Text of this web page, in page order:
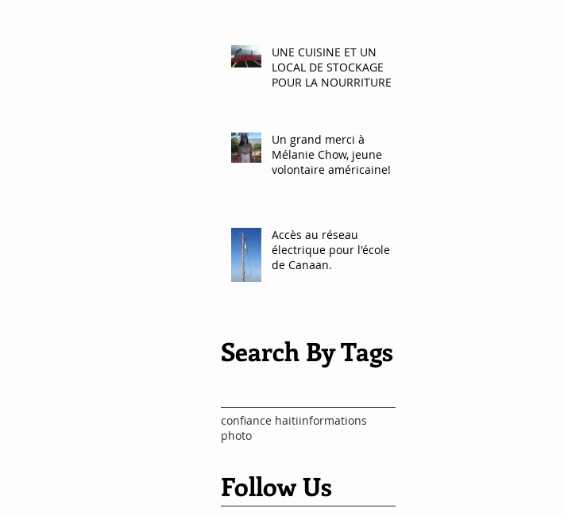
UNE CUISINE ET UN
LOCAL DE STOCKAGE
POUR LA NOURRITURE
Un grand merci à
Mélanie Chow, jeune
volontaire américaine!
Accès au réseau
électrique pour l'école
de Canaan.
Search By Tags
confiance haitiinformations
photo
Follow Us